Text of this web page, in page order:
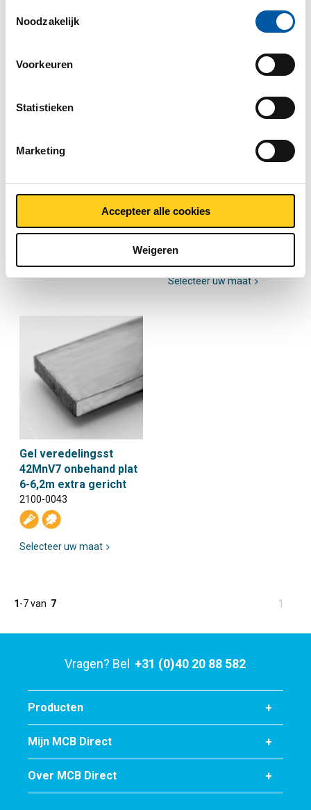
partijen waarmee wij samenwerken vind je in ons
Noodzakelijk
Voorkeuren
Statistieken
Marketing
Accepteer alle cookies
Weigeren
Selecteer uw maat
plat
2100-0042
Selecteer uw maat
Gel veredelingsst
42MnV7 onbehand plat
6-6,2m extra gericht
2100-0043
Selecteer uw maat
1-7van 7
U1
Vragen? Bel +31 (0)40 20 88 582
Producten
Mijn MCB Direct
Over MCB Direct